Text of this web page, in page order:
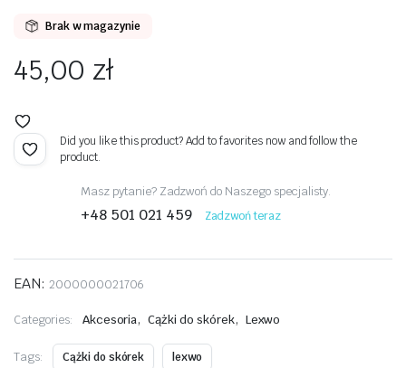
Brak w magazynie
45,00 zł
Did you like this product? Add to favorites now and follow the
product.
Masz pytanie? Zadzwoń do Naszego specjalisty.
+48 501 021 459 Zadzwoń teraz
EAN: 2000000021706
Categories: Akcesoria, Cążki do skórek, Lexwo
Tags: Cążki do skórek lexwo